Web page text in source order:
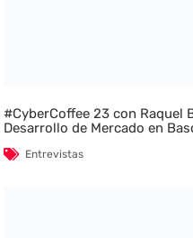
#CyberCoffee 23 con Raquel
Desarrollo de Mercado en
Entrevistas